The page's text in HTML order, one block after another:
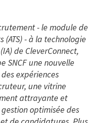
- le module de
- à la technologie
de CleverConnect,
SNCF une nouvelle
expériences
une vitrine
attrayante et
optimisée des